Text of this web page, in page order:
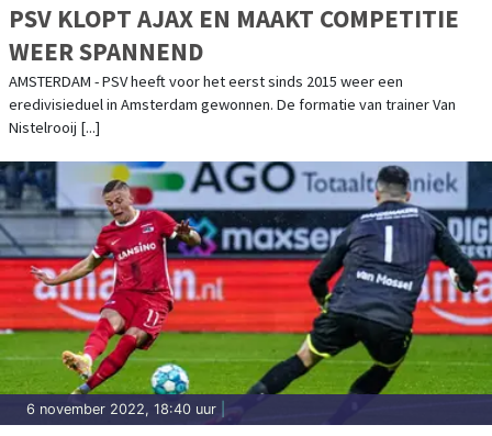
PSV KLOPT AJAX EN MAAKT COMPETITIE
WEER SPANNEND
AMSTERDAM - PSV heeft voor het eerst sinds 2015 weer een
eredivisieduel in Amsterdam gewonnen. De formatie van trainer Van
Nistelrooij [...]
6 november 2022, 18:40 uur